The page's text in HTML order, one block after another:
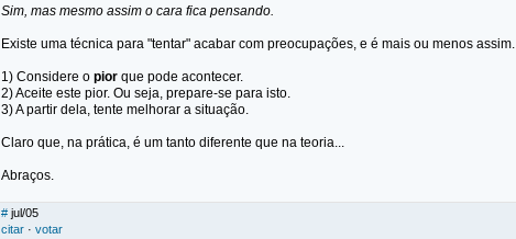
Sim, mas mesmo assim o cara fica pensando.
Existe uma técnica para "tentar" acabar com preocupações, e é mais ou menos assim.
1) Considere o pior que pode acontecer.
2) Aceite este pior. Ou seja, prepare-se para isto.
3) A partir dela, tente melhorar a situação.
Claro que, na prática, é um tanto diferente que na teoria...
Abraços.
# jul/05
citar · votar